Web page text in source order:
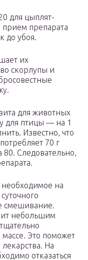
для цыплят-
прием препарата
до убоя.
их
скорлупы и
для животных
для птицы — на 1
Известно, что
70 г
80. Следовательно,
необходимое на
смешивание.
небольшим
Это поможет
На
отказаться